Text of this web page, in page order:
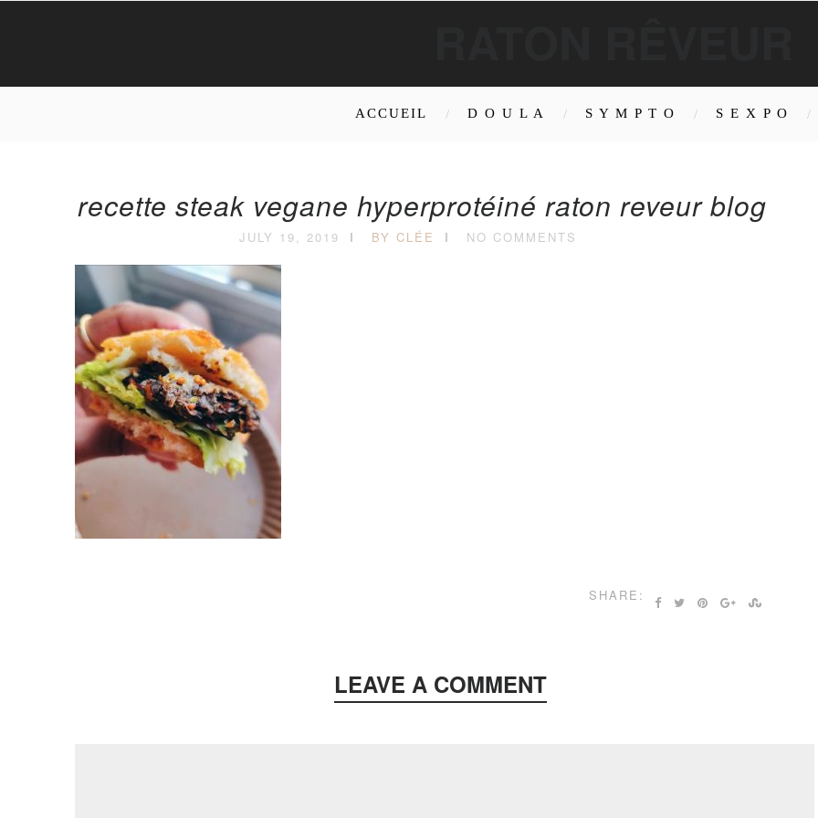
ACCUEIL D O U L A S Y M P T O S E X P O
recette steak vegane hyperprotéiné raton reveur blog
JULY 19, 2019 BY CLÉE NO COMMENTS
SHARE:
LEAVE A COMMENT